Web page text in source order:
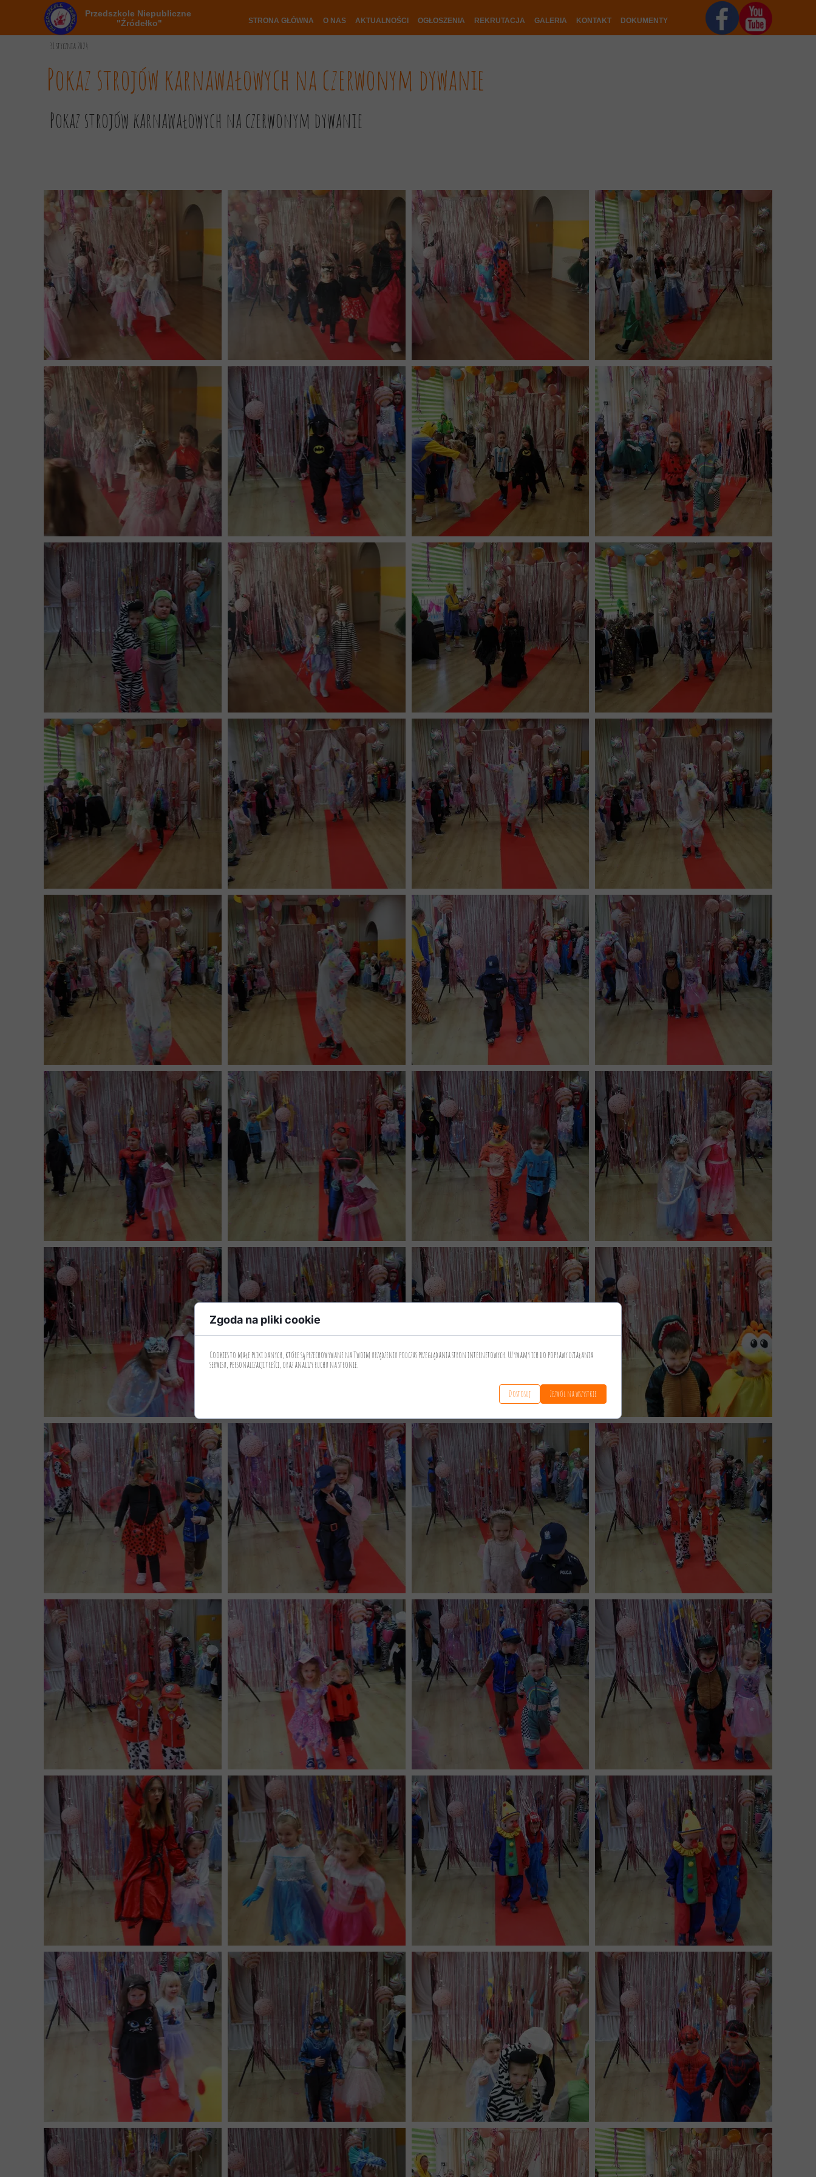
STRONA GŁÓWNA O NAS AKTUALNOŚCI OGŁOSZENIA REKRUTACJA GALERIA KONTAKT DOKUMENTY
Przedszkole Niepubliczne
"Źródełko"
31 stycznia 2024
Pokaz strojów karnawałowych na czerwonym dywanie
Pokaz strojów karnawałowych na czerwonym dywanie
Zgoda na pliki cookie
Cookies to małe pliki danych, które są przechowywane na Twoim urządzeniu podczas przeglądania stron internetowych. Używamy ich do poprawy działania
serwisu, personalizacji treści, oraz analizy ruchu na stronie.
Dostosuj Zezwól na wszystkie